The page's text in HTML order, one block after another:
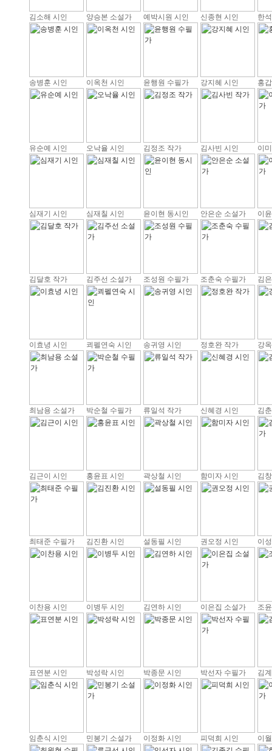
김소해 시인 양승본 소설가 예박시원 시인 신종현 시인 한
송병훈 시인 이옥천 시인 윤행원 수필가 강지혜 시인 홍
유순예 시인 오낙율 시인 김정조 작가 김사빈 시인 이
심재기 시인 심재칠 시인 윤이현 동시인 안은순 소설가 이
김달호 작가 김주선 소설가 조성원 수필가 조춘숙 수필가 김
이효녕 시인 쾨펠연숙 시인 송귀영 시인 정호완 작가 강
최남용 소설가 박순철 수필가 류일석 작가 신혜경 시인 김
김근이 시인 홍윤표 시인 곽상철 시인 함미자 시인 김
최태준 수필가 김진환 시인 설동필 시인 권오정 시인 이
이찬용 시인 이병두 시인 김연하 시인 이은집 소설가 조
표연분 시인 박성락 시인 박종문 시인 박선자 수필가 김
임춘식 시인 민봉기 소설가 이정화 시인 피덕희 시인 이